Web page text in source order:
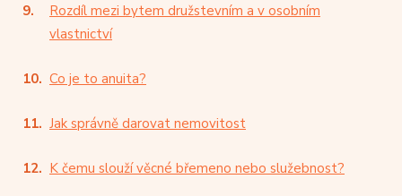
Rozdíl mezi bytem družstevním a v osobním
vlastnictví
Co je to anuita?
Jak správně darovat nemovitost
K čemu slouží věcné břemeno nebo služebnost?